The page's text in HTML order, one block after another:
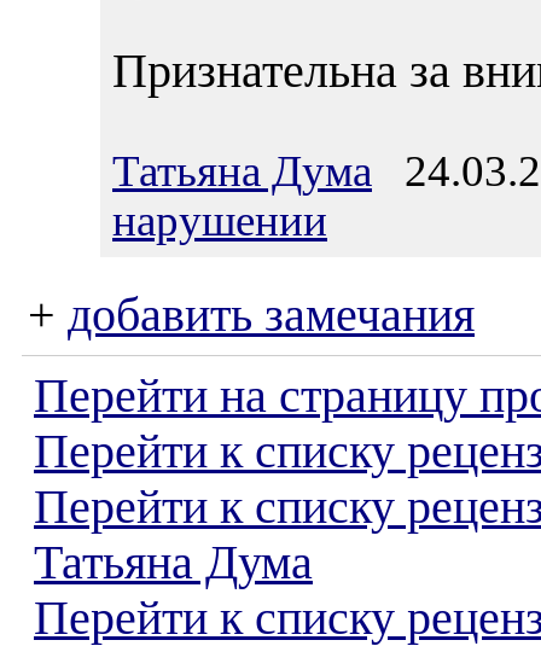
Признательна за
Татьяна Дума
нарушении
+ добавить замечания
Перейти на страницу
Перейти к списку
Перейти к списку
Татьяна Дума
Перейти к списку